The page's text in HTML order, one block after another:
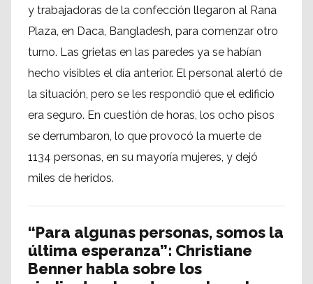
y trabajadoras de la confección llegaron al Rana
Plaza, en Daca, Bangladesh, para comenzar otro
turno. Las grietas en las paredes ya se habían
hecho visibles el día anterior. El personal alertó de
la situación, pero se les respondió que el edificio
era seguro. En cuestión de horas, los ocho pisos
se derrumbaron, lo que provocó la muerte de
1134 personas, en su mayoría mujeres, y dejó
miles de heridos.
“Para algunas personas, somos la
última esperanza”: Christiane
Benner habla sobre los